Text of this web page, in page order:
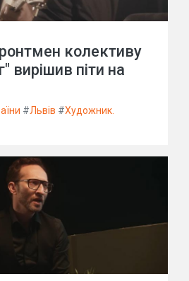
колективу
вирішив піти на
#Львів #Художник.